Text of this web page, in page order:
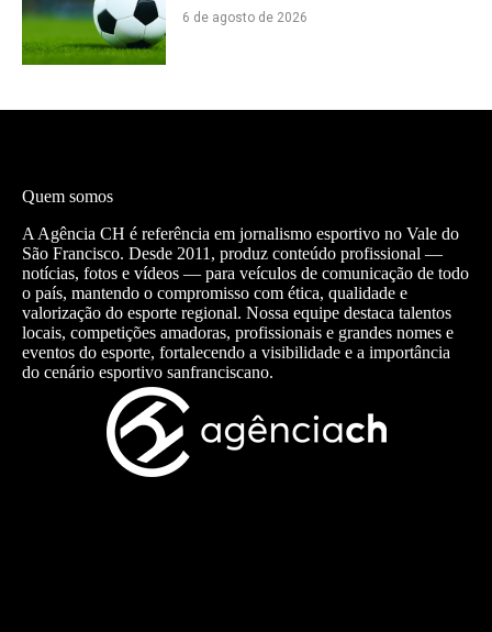
6 de agosto de 2026
Quem somos
A Agência CH é referência em jornalismo esportivo no Vale do
São Francisco. Desde 2011, produz conteúdo profissional —
notícias, fotos e vídeos — para veículos de comunicação de todo
o país, mantendo o compromisso com ética, qualidade e
valorização do esporte regional. Nossa equipe destaca talentos
locais, competições amadoras, profissionais e grandes nomes e
eventos do esporte, fortalecendo a visibilidade e a importância
do cenário esportivo sanfranciscano.